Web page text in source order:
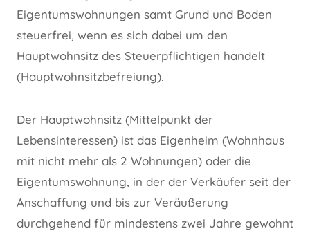
Eigentumswohnungen samt Grund und Boden
steuerfrei, wenn es sich dabei um den
Hauptwohnsitz des Steuerpflichtigen handelt
(Hauptwohnsitzbefreiung).
Der Hauptwohnsitz (Mittelpunkt der
Lebensinteressen) ist das Eigenheim (Wohnhaus
mit nicht mehr als 2 Wohnungen) oder die
Eigentumswohnung, in der der Verkäufer seit der
Anschaffung und bis zur Veräußerung
durchgehend für mindestens zwei Jahre gewohnt